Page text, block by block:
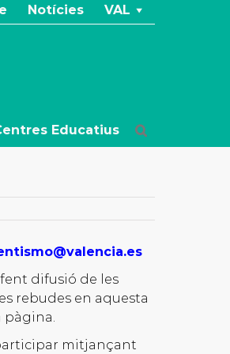
Notícies VAL
Educatius
difusió de les
rebudes en aquesta
pàgina.
mitjançant